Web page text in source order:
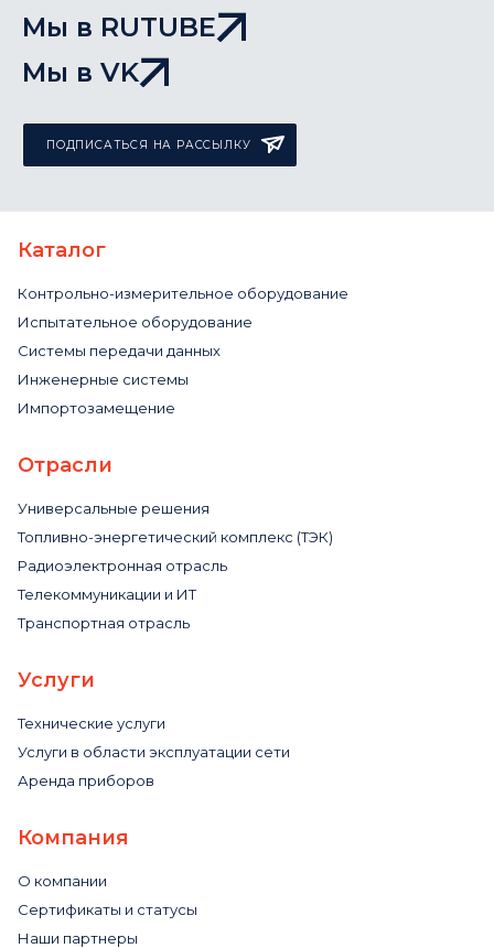
Мы в RUTUBE
Мы в VK
ПОДПИСАТЬСЯ НА РАССЫЛКУ
Каталог
Контрольно-измерительное оборудование
Испытательное оборудование
Системы передачи данных
Инженерные системы
Импортозамещение
Отрасли
Универсальные решения
Топливно-энергетический комплекс (ТЭК)
Радиоэлектронная отрасль
Телекоммуникации и ИТ
Транспортная отрасль
Услуги
Технические услуги
Услуги в области эксплуатации сети
Аренда приборов
Компания
О компании
Сертификаты и статусы
Наши партнеры